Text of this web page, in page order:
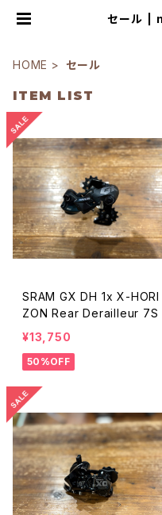
セール |
HOME セール
ITEM LIST
SRAM GX DH 1x X-HORI
ZON Rear Derailleur 7S
¥13,750
50%OFF